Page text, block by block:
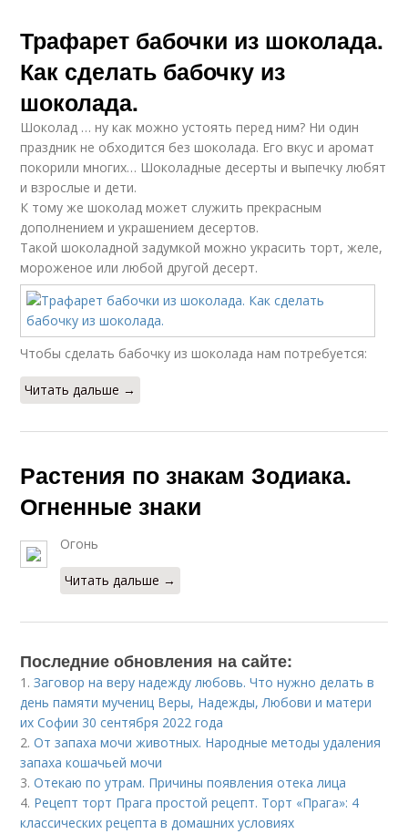
Трафарет бабочки из шоколада.
Как сделать бабочку из
шоколада.
Шоколад … ну как можно устоять перед ним? Ни один
праздник не обходится без шоколада. Его вкус и аромат
покорили многих… Шоколадные десерты и выпечку любят
и взрослые и дети.
К тому же шоколад может служить прекрасным
дополнением и украшением десертов.
Такой шоколадной задумкой можно украсить торт, желе,
мороженое или любой другой десерт.
Чтобы сделать бабочку из шоколада нам потребуется:
Читать дальше →
Растения по знакам Зодиака.
Огненные знаки
Огонь
Читать дальше →
Последние обновления на сайте:
1.Заговор на веру надежду любовь. Что нужно делать в
день памяти мучениц Веры, Надежды, Любови и матери
их Софии 30 сентября 2022 года
2.От запаха мочи животных. Народные методы удаления
запаха кошачьей мочи
3.Отекаю по утрам. Причины появления отека лица
4. Рецепт торт Прага простой рецепт. Торт «Прага»: 4
классических рецепта в домашних условиях